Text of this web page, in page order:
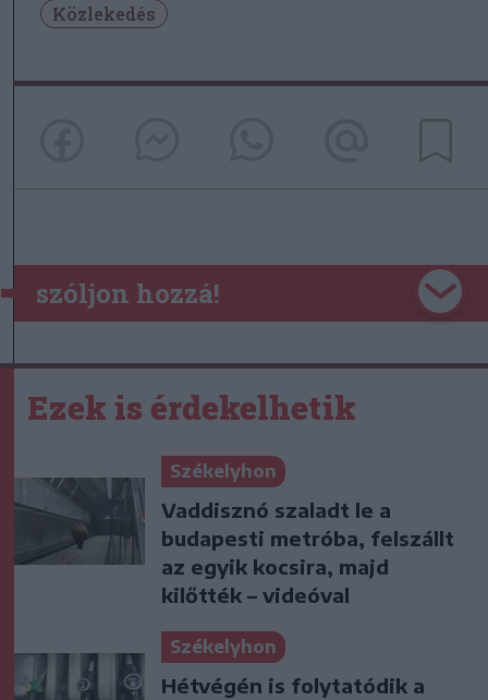
Közlekedés
szóljon hozzá!
Ezek is érdekelhetik
Székelyhon
Vaddisznó szaladt le a
budapesti metróba, felszállt
az egyik kocsira, majd
kilőtték – videóval
Székelyhon
Hétvégén is folytatódik a